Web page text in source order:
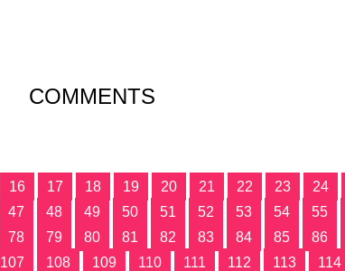
COMMENTS
16 17 18 19 20 21 22 23 24
47 48 49 50 51 52 53 54 55
78 79 80 81 82 83 84 85 86
107 108 109 110 111 112 113 114